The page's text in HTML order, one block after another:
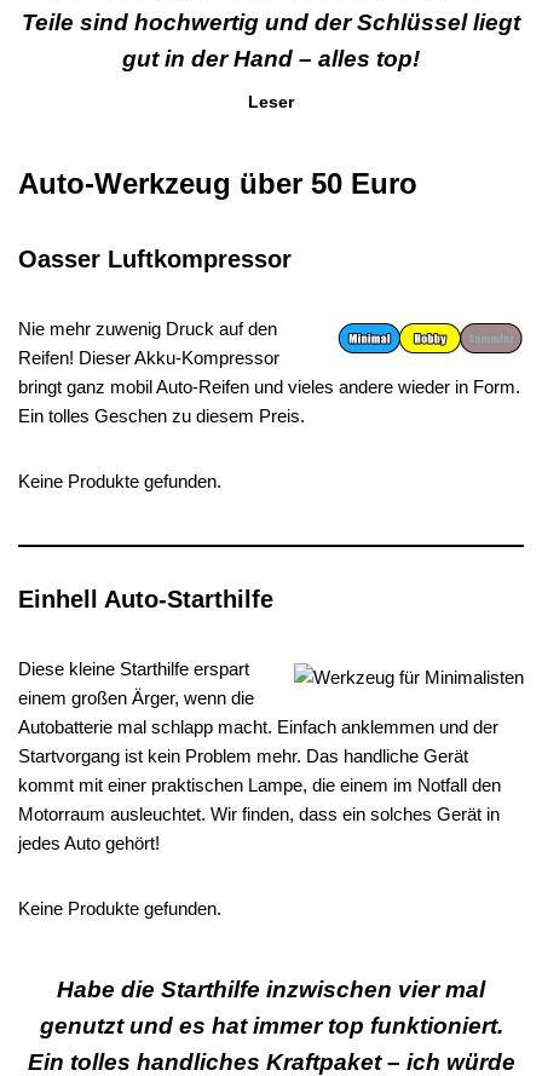
Teile sind hochwertig und der Schlüssel liegt
gut in der Hand – alles top!
Leser
Auto-Werkzeug über 50 Euro
Oasser Luftkompressor
Nie mehr zuwenig Druck auf den
Reifen! Dieser Akku-Kompressor
bringt ganz mobil Auto-Reifen und vieles andere wieder in Form.
Ein tolles Geschen zu diesem Preis.
Keine Produkte gefunden.
Einhell Auto-Starthilfe
Diese kleine Starthilfe erspart
einem großen Ärger, wenn die
Autobatterie mal schlapp macht. Einfach anklemmen und der
Startvorgang ist kein Problem mehr. Das handliche Gerät
kommt mit einer praktischen Lampe, die einem im Notfall den
Motorraum ausleuchtet. Wir finden, dass ein solches Gerät in
jedes Auto gehört!
Keine Produkte gefunden.
Habe die Starthilfe inzwischen vier mal
genutzt und es hat immer top funktioniert.
Ein tolles handliches Kraftpaket – ich würde